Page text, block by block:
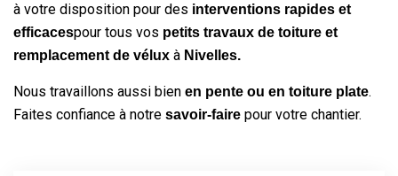
à votre disposition pour des interventions rapides et
efficacespour tous vos petits travaux de toiture et
remplacement de vélux à Nivelles.
Nous travaillons aussi bien en pente ou en toiture plate.
Faites confiance à notre savoir-faire pour votre chantier.